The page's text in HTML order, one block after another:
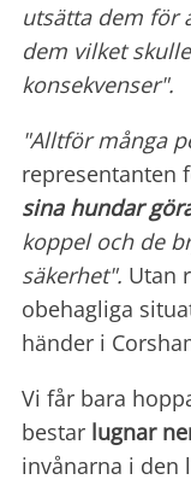
utsätta dem för
dem vilket
konsekvenser".
"Alltför många
representanten
sina hundar
koppel och de
säkerhet". Utan
obehagliga
händer i
Vi får bara
bestar lugnar
invånarna i den